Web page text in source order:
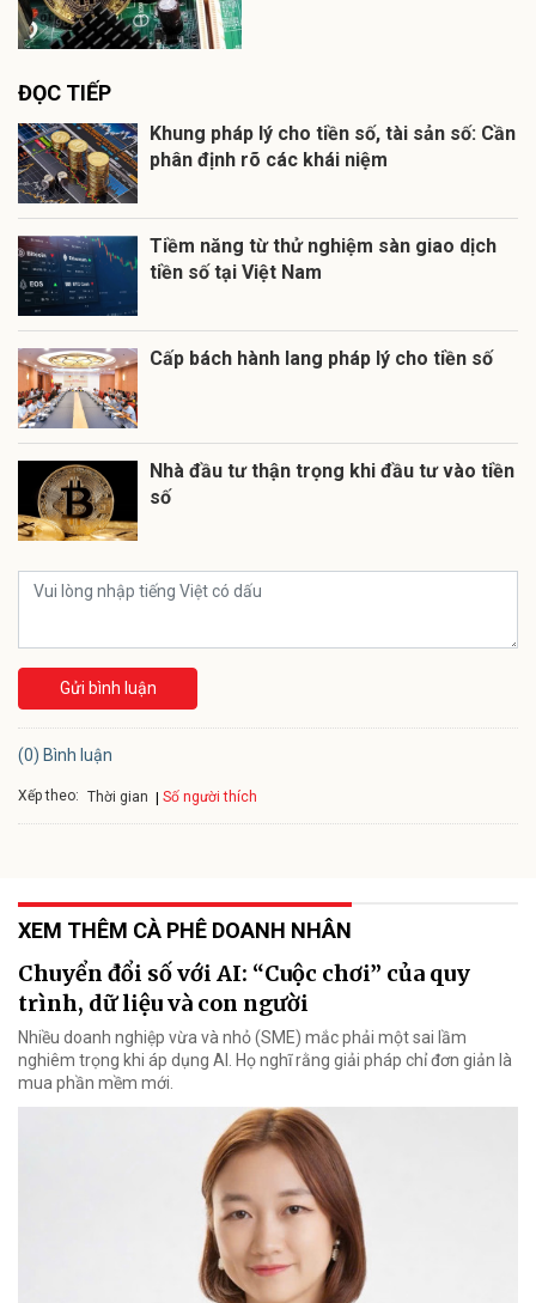
ĐỌC TIẾP
Khung pháp lý cho tiền số, tài sản số: Cần
phân định rõ các khái niệm
Tiềm năng từ thử nghiệm sàn giao dịch
tiền số tại Việt Nam
Cấp bách hành lang pháp lý cho tiền số
Nhà đầu tư thận trọng khi đầu tư vào tiền
số
Gửi bình luận
(0) Bình luận
Xếp theo: Thời gian Số người thích
XEM THÊM CÀ PHÊ DOANH NHÂN
Chuyển đổi số với AI: “Cuộc chơi” của quy
trình, dữ liệu và con người
Nhiều doanh nghiệp vừa và nhỏ (SME) mắc phải một sai lầm
nghiêm trọng khi áp dụng AI. Họ nghĩ rằng giải pháp chỉ đơn giản là
mua phần mềm mới.